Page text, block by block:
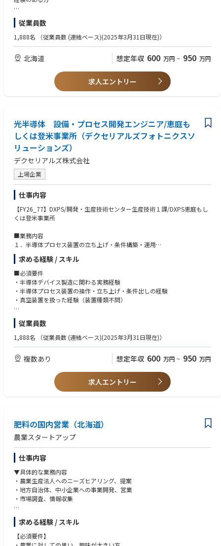
ス検討
４.試作から量産へのプロセス移管・立ち上げ
５.社内関係部門（製造、品質、商品開発など）との連携による開発推進
 デバイス設計からプロセス、量産適用まで一気通貫で携われる
 半導体×フォトニクスという成長分野
└ 最先端技術に触れながら専門性を高めることができます。
└ 研究開発要素と量産技術の両面を経験でき、エンジニアとしての市場価
値を高められます。
将来的には、研究開発・製品立上げのリーダーとしてご活躍いただき、マ
ネジメントを目指していただけるポジションです。
■働き方
・出張頻度・出張先
国内 １回程度 / 月（国内他事業所、展示会、学校等）
・部署の平均残業時間
20～30時間程度/月
・リモートワーク・フレックス制度の活用度合い
リモートワーク：1回 / 週程度 ※業務状況によります
フレックス制度：積極的に活用いただける環境です。
■身に付くスキル
・半導体前工程プロセスのすべてのプロセス知見と、各種装置オペレーシ
ョンを身に付けることができます。
・社内や社外の関係者との連携のなかで、幅広い知見やコミュニケーショ
ンスキルを身に付けることができます。
■入社後のキャリアプラン
当該求人には、入社後、3～5年間は、現在デクセリアルズで注力すべき半
導体分野でプロセス開発やデバイス設計で活躍していただき、いずれはマ
ネジメントを目指すキャリアプランを想定しています。マネジメントとし
て、事業ポートフォリオ拡大に向け積極的に新たな技術を獲得し、常に新
たな技術獲得・製品展開の視野を持ち、持続的に成長できる組織を築いて
いただくことができます。
■歓迎要件
・半導体の前工程（CVD、PVD、スパッタ、RIE、フォトリソグラフィな
ど）の複数工程をご経験の方
・プロジェクトをリーディングしたご経験がある方
・回路設計経験者
・光学設計・シミュレーション経験者
・英語：日常会話レベル(最低限)、ビジネス英語レベル(歓迎要件)
■求める人物像
・誰とでも円滑なコミュニケーションが取れる方
・他者との協力を惜しまず、成果主義で業務を行える方
従業員数
1,888名 （従業員数 (連結ベース)(2025年3月31日現在)）
北海道 想定年収 600 万円 ~ 950 万円
求人エントリー
光半導体 設備・プロセス開発エンジニア/恵庭も
しくは登米事業所（デクセリアルズフォトニクスソ
リューションズ）
デクセリアルズ株式会社
上場企業
仕事内容
【FY26_77】DXPS/開発・生産技術センター生産技術１課/DXPS恵庭もし
くは登米事業所
■業務内容
１．半導体プロセス装置の立ち上げ・条件構築・運用
・ 成膜、エッチング、洗浄、拡散等の各種プロセス装置
・ 真空装置を含む設備全般
２．プロセス条件の最適化・安定化
・ 再現性向上、ばらつき低減のための条件出し
・ 設備トラブル対応・改善
３．不具合解析、原因究明、再発防止策の検討
・ 新規設備の導入検討
４．開発部門・製造部門との連携による量産移管・工法改善
■業務のやりがい
□ 装置を“任される”技術者としてのやりがい
└ 装置を動かすだけでなく、条件・工法を自ら作り上げていく裁量があり
□ 真空装置を含む半導体装置全般に携われる
└ 特定装置に限定されず、幅広い設備・プロセス経験を積めます。
└ 年次よりも「何ができるか」「何を任せられるか」を重視しています。
将来的には、生産技術 設備エンジニアのリーダーとしてご活躍いただ
き、マネジメントを目指していただけるポジションです
■働き方
国内 １回程度 / 月（国内他事業所、展示会、学校等）
・部署の平均残業時間
20～30時間程度/月
・リモートワーク・フレックス制度の活用度合い
リモートワーク：1回 / 週程度 ※業務状況によります
フレックス制度：積極的に活用いただける環境です
求める経験 / スキル
■必須要件
・半導体デバイス製造に関わる実務経験
・半導体プロセス装置の操作・立ち上げ・条件出しの経験
・真空装置を扱った経験（装置種類不問）
■歓迎要件
・成膜、エッチング、洗浄、拡散等いずれかのプロセスに強みをお持ちの
方
・装置メーカー対応・設備導入経験
・トラブルシューティングや改善活動を主体的に行ってきた経験
・化合物半導体プロセスの経験
・英語：日常会話レベル(最低限)、ビジネス英語レベル(歓迎要件)
■求める人物像
・誰とでも円滑なコミュニケーションが取れる方
・他者との協力を惜しまず、成果主義で業務を行える方
従業員数
1,888名 （従業員数 (連結ベース)(2025年3月31日現在)）
複数あり 想定年収 600 万円 ~ 950 万円
求人エントリー
肥料の国内営業（北海道）
農業スタートアップ
仕事内容
▼具体的な業務内容
・農業生産法人へのニーズヒアリング、提案
・地方自治体、中小企業への事業開発、営業
・市場調査、情報収集
▼担当エリア
・北海道
（東京から出張ベースor北海道駐在）
求める経験 / スキル
【必須要件】